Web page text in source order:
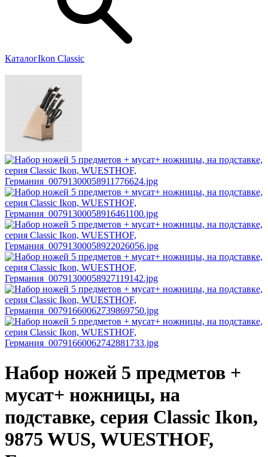
КаталогIkon Classiс
Набор ножей 5 предметов +
мусат+ ножницы, на
подставке, серия Classic Ikon,
9875 WUS, WUESTHOF,